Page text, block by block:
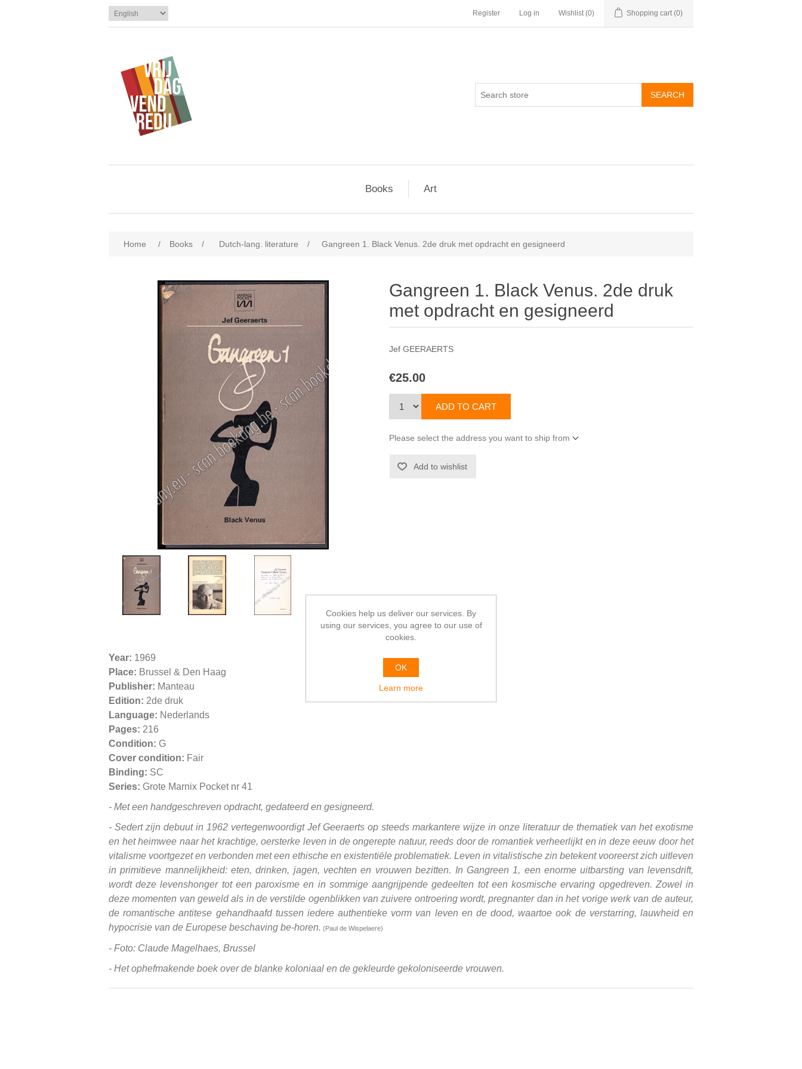
Register Log in Wishlist (0) Shopping cart (0)
Books Art
Home / Books / Dutch-lang. literature / Gangreen 1. Black Venus. 2de druk met opdracht en gesigneerd
Gangreen 1. Black Venus. 2de druk
met opdracht en gesigneerd
Jef GEERAERTS
€25.00
Please select the address you want to ship from
Year: 1969
Place: Brussel & Den Haag
Publisher: Manteau
Edition: 2de druk
Language: Nederlands
Pages: 216
Condition: G
Cover condition: Fair
Binding: SC
Series: Grote Marnix Pocket nr 41
- Met een handgeschreven opdracht, gedateerd en gesigneerd.
- Sedert zijn debuut in 1962 vertegenwoordigt Jef Geeraerts op steeds markantere wijze in onze literatuur de thematiek van het exotisme
en het heimwee naar het krachtige, oersterke leven in de ongerepte natuur, reeds door de romantiek verheerlijkt en in deze eeuw door het
vitalisme voortgezet en verbonden met een ethische en existentiële problematiek. Leven in vitalistische zin betekent vooreerst zich uitleven
in primitieve mannelijkheid: eten, drinken, jagen, vechten en vrouwen bezitten. In Gangreen 1, een enorme uitbarsting van levensdrift,
wordt deze levenshonger tot een paroxisme en in sommige aangrijpende gedeelten tot een kosmische ervaring opgedreven. Zowel in
deze momenten van geweld als in de verstilde ogenblikken van zuivere ontroering wordt, pregnanter dan in het vorige werk van de auteur,
de romantische antitese gehandhaafd tussen iedere authentieke vorm van leven en de dood, waartoe ook de verstarring, lauwheid en
hypocrisie van de Europese beschaving be-horen. (Paul de Wispelaere)
- Foto: Claude Magelhaes, Brussel
- Het ophefmakende boek over de blanke koloniaal en de gekleurde gekoloniseerde vrouwen.
Cookies help us deliver our services. By
using our services, you agree to our use of
cookies.
OK
Learn more